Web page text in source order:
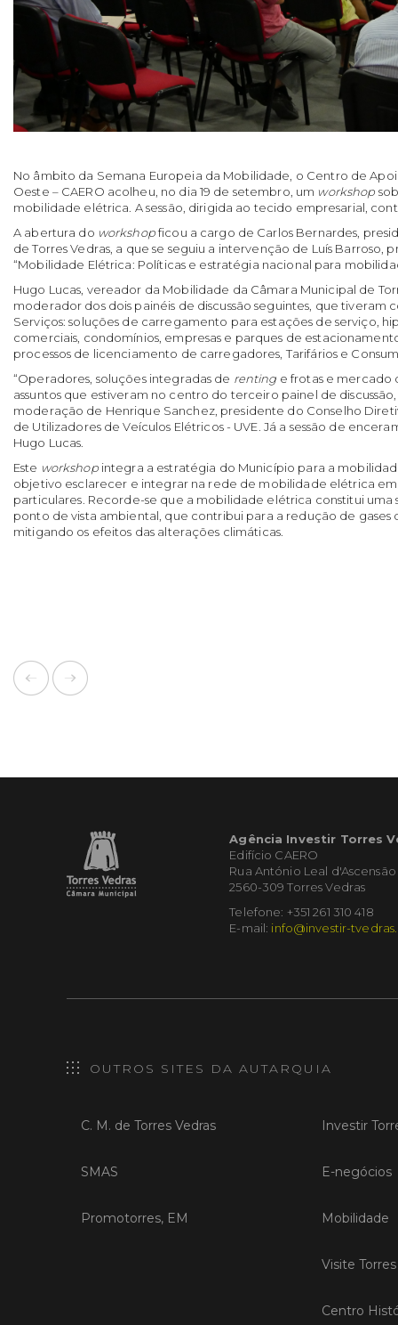
No âmbito da Semana Europeia da Mobilidade, o Centro de
Oeste – CAERO acolheu, no dia 19 de setembro, um workshop
mobilidade elétrica. A sessão, dirigida ao tecido empresarial,
A abertura do workshopficou a cargo de Carlos Bernardes,
de Torres Vedras, a que se seguiu a intervenção de Luís Barroso,
“Mobilidade Elétrica: Políticas e estratégia nacional para
Hugo Lucas, vereador da Mobilidade da Câmara Municipal de
moderador dos dois painéis de discussão seguintes, que tiveram
Serviços: soluções de carregamento para estações de serviço,
comerciais, condomínios, empresas e parques de
processos de licenciamento de carregadores, Tarifários e
“Operadores, soluções integradas de renting e frotas e mercado
assuntos que estiveram no centro do terceiro painel de
moderação de Henrique Sanchez, presidente do Conselho
de Utilizadores de Veículos Elétricos - UVE. Já a sessão de
Hugo Lucas.
Este workshopintegra a estratégia do Município para a
objetivo esclarecer e integrar na rede de mobilidade elétrica
particulares. Recorde-se que a mobilidade elétrica constitui uma
ponto de vista ambiental, que contribui para a redução de gases
mitigando os efeitos das alterações climáticas.
Agência Investir Torres
Edifício CAERO
Rua António Leal d'Ascensão
2560-309 Torres Vedras
Telefone: +351 261 310 418
E-mail: info@investir-
OUTROS SITES DA AUTARQUIA
C. M. de Torres Vedras
SMAS
Promotorres, EM
Investir
E-negócios
Mobilidade
Visite
Centro